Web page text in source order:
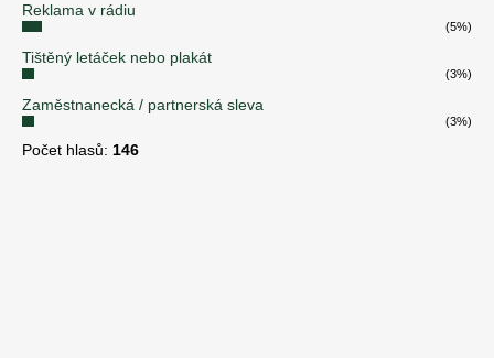
Reklama v rádiu
(5%)
Tištěný letáček nebo plakát
(3%)
Zaměstnanecká / partnerská sleva
(3%)
Počet hlasů: 146